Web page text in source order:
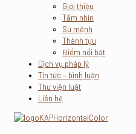
Giới thiệu
Tầm nhìn
Sứ mệnh
Thành tựu
Điểm nổi bật
Dịch vụ pháp lý
Tin tức – bình luận
Thư viện luật
Liên hệ